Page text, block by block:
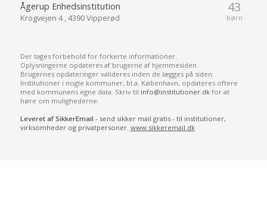
43
børn
Ågerup Enhedsinstitution
Krogvejen 4 , 4390 Vipperød
Der tages forbehold for forkerte informationer.
Oplysningerne opdateres af brugerne af hjemmesiden.
Brugernes opdateringer valideres inden de lægges på siden.
Institutioner i nogle kommuner, bl.a. København, opdateres oftere
med kommunens egne data. Skriv til info@institutioner.dkfor at
høre om mulighederne.
Leveret af SikkerEmail - send sikker mail gratis - til institutioner,
virksomheder og privatpersoner.www.sikkeremail.dk